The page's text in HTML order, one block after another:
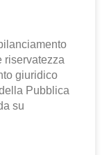
riservatezza
giuridico
Pubblica
su